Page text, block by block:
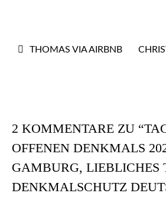
BEITRAGS-
THOMAS VIA AIRBNB
2 KOMMENTARE ZU
OFFENEN DENKMALS
GAMBURG, LIEBLICHES
DENKMALSCHUTZ